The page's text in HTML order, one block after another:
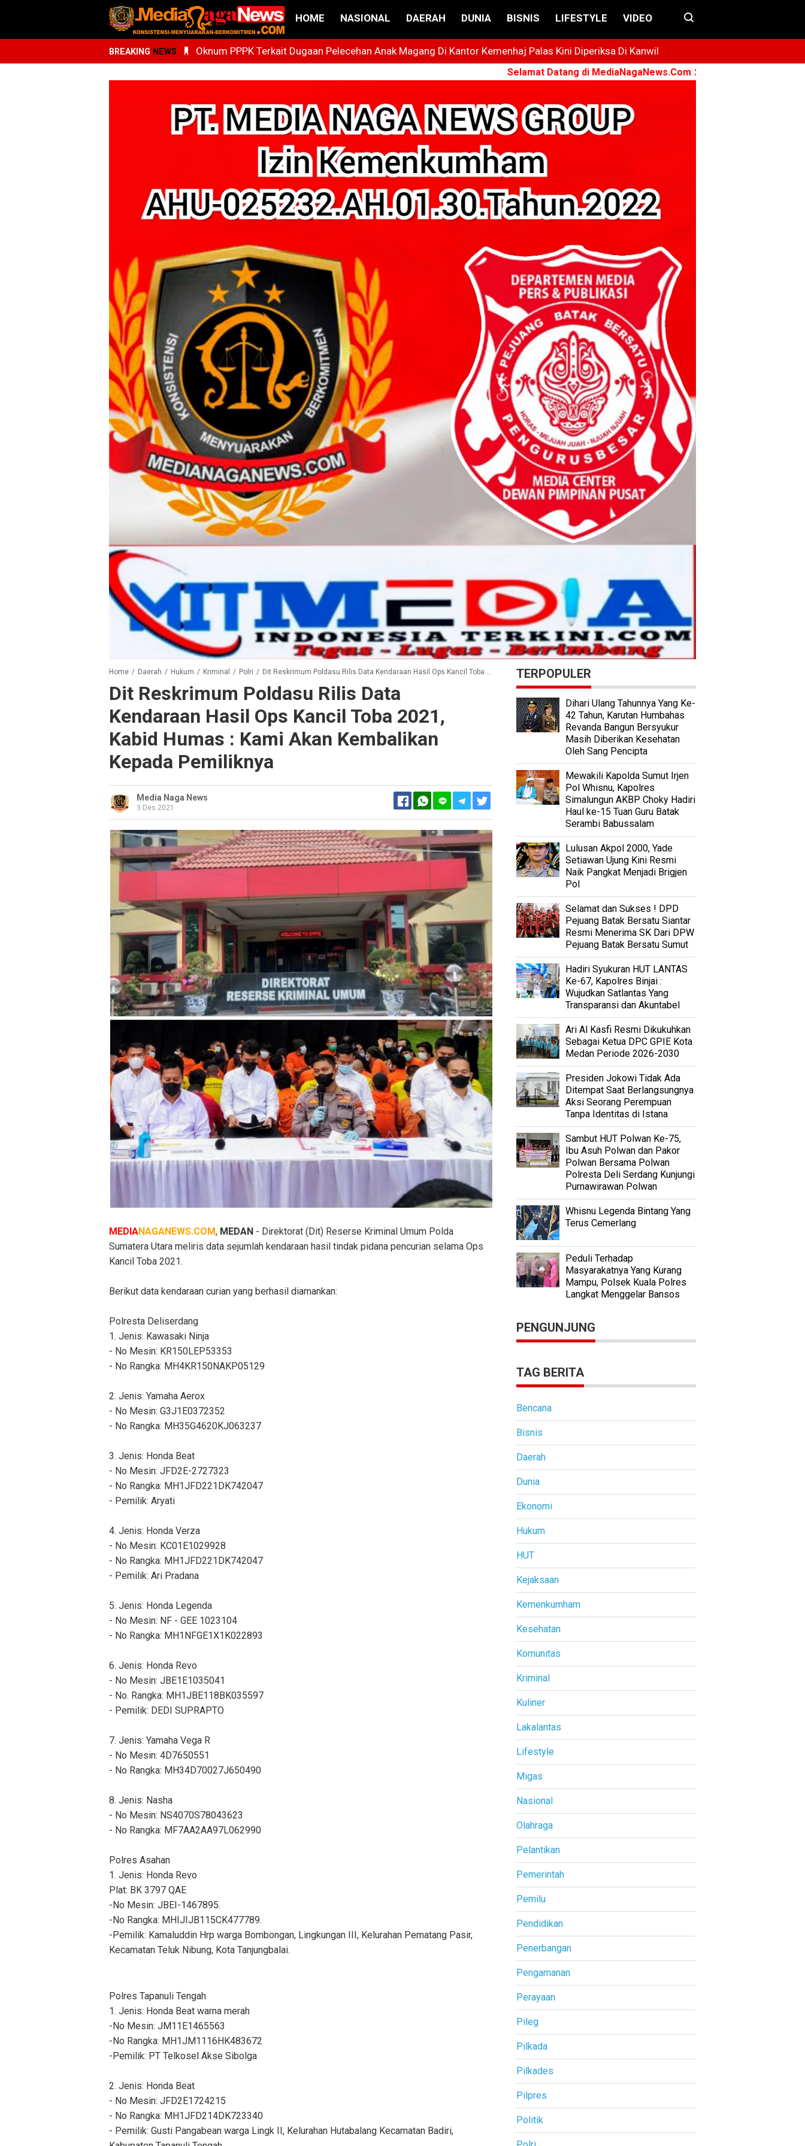
HOME NASIONAL DAERAH DUNIA BISNIS LIFESTYLE VIDEO
BREAKING NEWS
Oknum PPPK Terkait Dugaan Pelecehan Anak Magang Di Kantor Kemenhaj Palas Kini Diperiksa Di Kanwil
Kemenhaj Sumut
Whisnu Legenda Bintang Yang Terus Cemerlang
Selamat Datang di MediaNagaNews.Com ➤ Konsisten - Menyuarakan -
Home / Daerah / Hukum / Kriminal / Polri / Dit Reskrimum Poldasu Rilis Data Kendaraan Hasil Ops Kancil Toba 2021, Kabid Humas : Kami Akan Kembalikan Kepada Pemiliknya
Dit Reskrimum Poldasu Rilis Data
Kendaraan Hasil Ops Kancil Toba 2021,
Kabid Humas : Kami Akan Kembalikan
Kepada Pemiliknya
Media Naga News
3 Des 2021
MEDIANAGANEWS.COM, MEDAN - Direktorat (Dit) Reserse Kriminal Umum Polda
Sumatera Utara meliris data sejumlah kendaraan hasil tindak pidana pencurian selama Ops
Kancil Toba 2021.
Berikut data kendaraan curian yang berhasil diamankan:
Polresta Deliserdang
1. Jenis: Kawasaki Ninja
- No Mesin: KR150LEP53353
- No Rangka: MH4KR150NAKP05129
2. Jenis: Yamaha Aerox
- No Mesin: G3J1E0372352
- No Rangka: MH35G4620KJ063237
3. Jenis: Honda Beat
- No Mesin: JFD2E-2727323
- No Rangka: MH1JFD221DK742047
- Pemilik: Aryati
4. Jenis: Honda Verza
- No Mesin: KC01E1029928
- No Rangka: MH1JFD221DK742047
- Pemilik: Ari Pradana
5. Jenis: Honda Legenda
- No Mesin: NF - GEE 1023104
- No Rangka: MH1NFGE1X1K022893
6. Jenis: Honda Revo
- No Mesin: JBE1E1035041
- No. Rangka: MH1JBE118BK035597
- Pemilik: DEDI SUPRAPTO
7. Jenis: Yamaha Vega R
- No Mesin: 4D7650551
- No Rangka: MH34D70027J650490
8. Jenis: Nasha
- No Mesin: NS4070S78043623
- No Rangka: MF7AA2AA97L062990
Polres Asahan
1. Jenis: Honda Revo
Plat: BK 3797 QAE
-No Mesin: JBEI-1467895.
-No Rangka: MHIJIJB115CK477789.
-Pemilik: Kamaluddin Hrp warga Bombongan, Lingkungan III, Kelurahan Pematang Pasir,
Kecamatan Teluk Nibung, Kota Tanjungbalai.
Polres Tapanuli Tengah
1. Jenis: Honda Beat warna merah
-No Mesin: JM11E1465563
-No Rangka: MH1JM1116HK483672
-Pemilik: PT Telkosel Akse Sibolga
2. Jenis: Honda Beat
- No Mesin: JFD2E1724215
- No Rangka: MH1JFD214DK723340
- Pemilik: Gusti Pangabean warga Lingk II, Kelurahan Hutabalang Kecamatan Badiri,
TERPOPULER
Dihari Ulang Tahunnya Yang Ke-
42 Tahun, Karutan Humbahas
Revanda Bangun Bersyukur
Masih Diberikan Kesehatan
Oleh Sang Pencipta
Mewakili Kapolda Sumut Irjen
Pol Whisnu, Kapolres
Simalungun AKBP Choky Hadiri
Haul ke-15 Tuan Guru Batak
Serambi Babussalam
Lulusan Akpol 2000, Yade
Setiawan Ujung Kini Resmi
Naik Pangkat Menjadi Brigjen
Pol
Selamat dan Sukses ! DPD
Pejuang Batak Bersatu Siantar
Resmi Menerima SK Dari DPW
Pejuang Batak Bersatu Sumut
Hadiri Syukuran HUT LANTAS
Ke-67, Kapolres Binjai :
Wujudkan Satlantas Yang
Transparansi dan Akuntabel
Ari Al Kasfi Resmi Dikukuhkan
Sebagai Ketua DPC GPIE Kota
Medan Periode 2026-2030
Presiden Jokowi Tidak Ada
Ditempat Saat Berlangsungnya
Aksi Seorang Perempuan
Tanpa Identitas di Istana
Sambut HUT Polwan Ke-75,
Ibu Asuh Polwan dan Pakor
Polwan Bersama Polwan
Polresta Deli Serdang Kunjungi
Purnawirawan Polwan
Whisnu Legenda Bintang Yang
Terus Cemerlang
Peduli Terhadap
Masyarakatnya Yang Kurang
Mampu, Polsek Kuala Polres
Langkat Menggelar Bansos
PENGUNJUNG
TAG BERITA
Bencana
Bisnis
Daerah
Dunia
Ekonomi
Hukum
HUT
Kejaksaan
Kemenkumham
Kesehatan
Komunitas
Kriminal
Kuliner
Lakalantas
Lifestyle
Migas
Nasional
Olahraga
Pelantikan
Pemerintah
Pemilu
Pendidikan
Penerbangan
Pengamanan
Perayaan
Pileg
Pilkada
Pilkades
Pilpres
Politik